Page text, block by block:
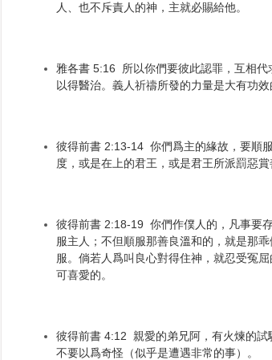
人、也不斥責人的神，主就必賜給他。
雅各書 5:16 所以你們要彼此認罪，互相代
以得醫治。義人祈禱所發的力量是大有功效
彼得前書 2:13-14 你們爲主的緣故，要順
度，或是在上的君王，或是君王所派罰惡賞
彼得前書 2:18-19 你們作僕人的，凡事要
服主人；不但順服那善良溫和的，就是那
服。倘若人爲叫良心對得住神，就忍受冤
可喜愛的。
彼得前書 4:12 親愛的弟兄阿，有火煉的試
不要以爲奇怪（似乎是遭遇非常的事）。